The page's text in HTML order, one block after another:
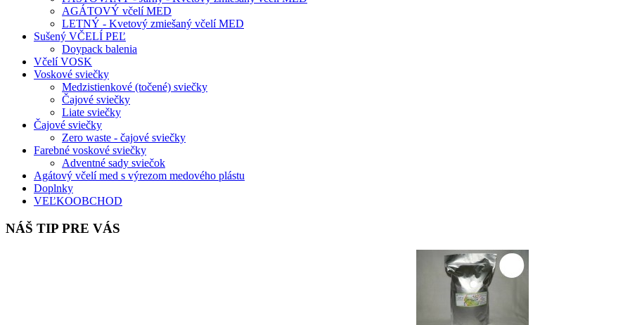
AGÁTOVÝ včelí MED
LETNÝ - Kvetový zmiešaný včelí MED
Sušený VČELÍ PEĽ
Doypack balenia
Včelí VOSK
Voskové sviečky
Medzistienkové (točené) sviečky
Čajové sviečky
Liate sviečky
Čajové sviečky
Zero waste - čajové sviečky
Farebné voskové sviečky
Adventné sady sviečok
Agátový včelí med s výrezom medového plástu
Doplnky
VEĽKOOBCHOD
NÁŠ TIP PRE VÁS